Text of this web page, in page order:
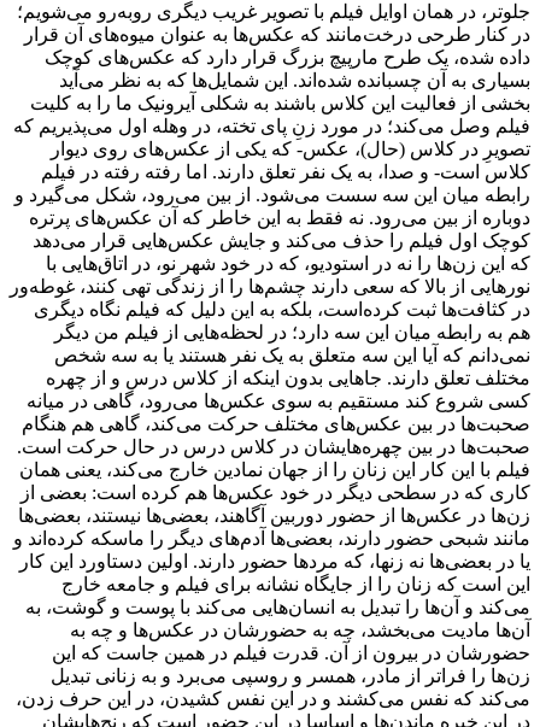
جلوتر، در همان اوایل فیلم با تصویر غریب دیگری روبه‌رو می‌شویم؛
در کنار طرحی درخت‌مانند که عکس‌ها به عنوان میوه‌های آن قرار
داده شده، یک طرح مارپیچ بزرگ قرار دارد که عکس‌های کوچک
بسیاری به آن چسبانده شده‌اند. این شمایل‌ها که به نظر می‌آید
بخشی از فعالیت این کلاس باشند به شکلی آیرونیک ما را به کلیت
فیلم وصل می‌کند؛ در مورد زنِ پای تخته، در وهله اول می‌پذیریم که
تصویرِ در کلاس (حال)، عکس- که یکی از عکس‌های روی دیوار
کلاس است- و صدا، به یک نفر تعلق دارند. اما رفته رفته در فیلم
رابطه میان این سه سست می‌شود. از بین می‌رود، شکل می‌گیرد و
دوباره از بین می‌رود. نه فقط به این خاطر که آن عکس‌های پرتره
کوچک اول فیلم را حذف می‌کند و جایش عکس‌هایی قرار می‌دهد
که این زن‌ها را نه در استودیو، که در خود شهر نو، در اتاق‌هایی با
نورهایی از بالا که سعی دارند چشم‌ها را از زندگی تهی کنند، غوطه‌ور
در کثافت‌ها ثبت کرده‌است، بلکه به این دلیل که فیلم نگاه دیگری
هم به رابطه میان این سه دارد؛ در لحظه‌هایی از فیلم من دیگر
نمی‌دانم که آیا این سه متعلق به یک نفر هستند یا به سه شخص
مختلف تعلق دارند. جاهایی بدون اینکه از کلاس درس و از چهره
کسی شروع کند مستقیم به سوی عکس‌ها می‌رود، گاهی در میانه
صحبت‌ها در بین عکس‌های مختلف حرکت می‌کند، گاهی هم هنگام
صحبت‌ها در بین چهره‌هایشان در کلاس درس در حال حرکت است.
فیلم با این کار این زنان را از جهان نمادین خارج می‌کند، یعنی همان
کاری که در سطحی دیگر در خود عکس‌ها هم کرده است: بعضی‌ از
زن‌ها در عکس‌ها از حضور دوربین آگاهند، بعضی‌ها نیستند، بعضی‌ها
مانند شبحی حضور دارند، بعضی‌ها آدم‌های دیگر را ماسکه کرده‌اند و
یا در بعضی‌ها نه زنها، که مردها حضور دارند. اولین دستاورد این کار
این است که زنان را از جایگاه نشانه برای فیلم و جامعه خارج
می‌کند و آن‌ها را تبدیل به انسان‌هایی می‌کند با پوست و گوشت، به
آن‌ها مادیت می‌بخشد، چه به حضورشان در عکس‌ها و چه به
حضورشان در بیرون از آن. قدرت فیلم در همین جاست که این
زن‌ها را فراتر از مادر، همسر و روسپی می‌برد و به زنانی تبدیل
می‌کند که نفس می‌کشند و در این نفس کشیدن، در این حرف زدن،
در این خیره ماندن‌ها و اساسا در این حضور است که رنج‌هایشان